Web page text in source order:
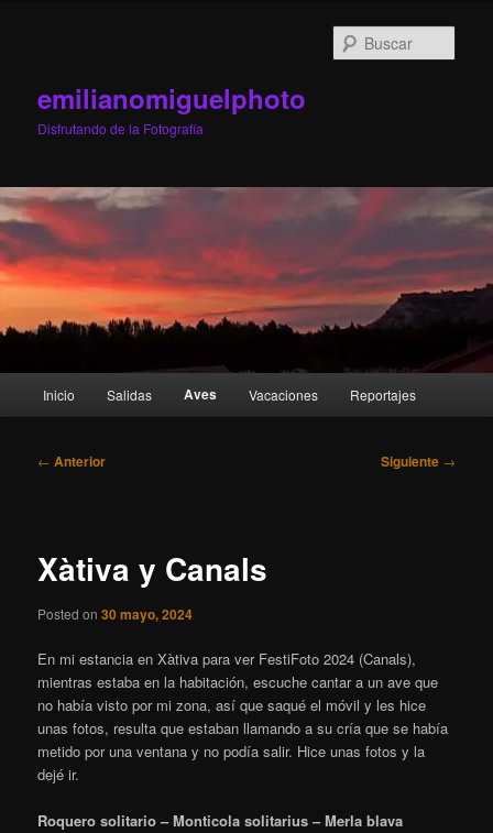
emilianomiguelphoto
Disfrutando de la Fotografía
Inicio Salidas Aves Vacaciones Reportajes
Navegación
← Anterior Siguiente →
Xàtiva y Canals
Posted on30 mayo, 2024
En mi estancia en Xàtiva para ver FestiFoto 2024 (Canals),
mientras estaba en la habitación, escuche cantar a un ave que
no había visto por mi zona, así que saqué el móvil y les hice
unas fotos, resulta que estaban llamando a su cría que se había
metido por una ventana y no podía salir. Hice unas fotos y la
dejé ir.
Roquero solitario – Monticola solitarius – Merla blava